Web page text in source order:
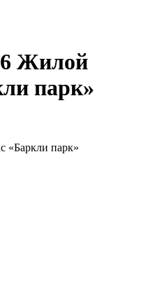
Жилой
парк»
«Баркли парк»